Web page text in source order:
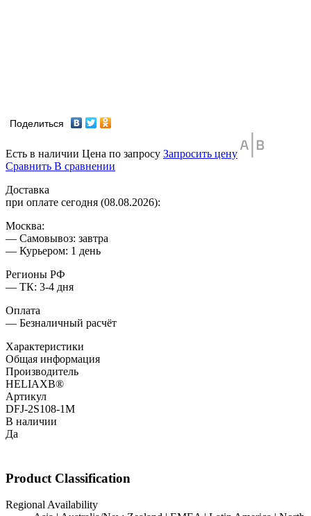
Поделиться
Есть в наличии Цена по запросу Запросить цену
Сравнить В сравнении
Доставка
при оплате сегодня (08.08.2026):
Москва:
— Самовывоз: завтра
— Курьером: 1 день
Регионы РФ
— ТК: 3-4 дня
Оплата
— Безналичный расчёт
Характеристики
Общая информация
Производитель
HELIAXВ®
Артикул
DFJ-2S108-1M
В наличии
Да
Product Classification
Regional Availability